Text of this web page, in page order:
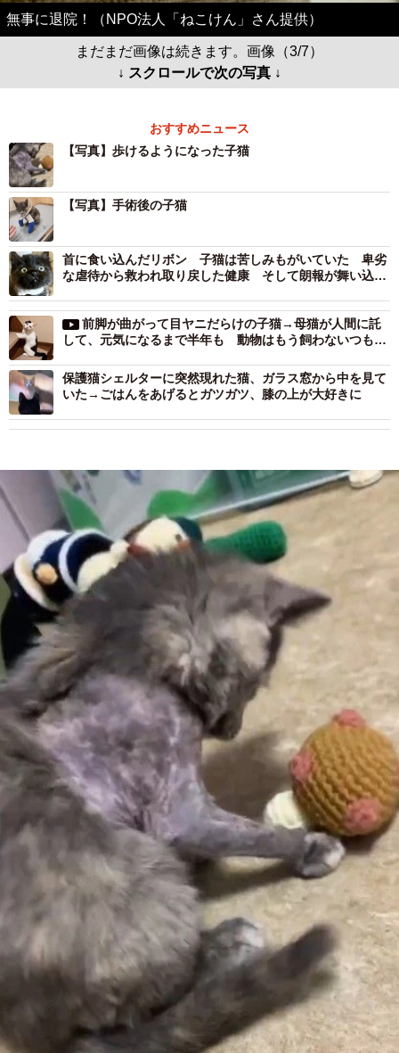
無事に退院！（NPO法人「ねこけん」さん提供）
まだまだ画像は続きます。画像（3/7）
↓ スクロールで次の写真 ↓
おすすめニュース
【写真】歩けるようになった子猫
【写真】手術後の子猫
首に食い込んだリボン 子猫は苦しみもがいていた 卑劣
な虐待から救われ取り戻した健康 そして朗報が舞い込ん
前脚が曲がって目ヤニだらけの子猫→母猫が人間に託
して、元気になるまで半年も 動物はもう飼わないつもり
保護猫シェルターに突然現れた猫、ガラス窓から中を見て
いた→ごはんをあげるとガツガツ、膝の上が大好きに